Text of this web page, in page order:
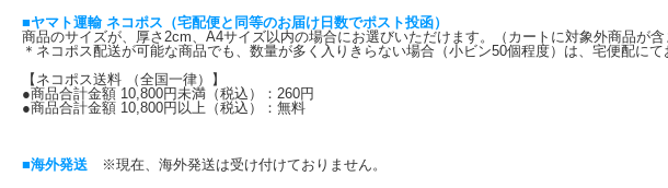
■ヤマト運輸 ネコポス（宅配便と同等のお届け日数でポスト投函）
商品のサイズが、厚さ2cm、A4サイズ以内の場合にお選びいただけます。（カートに対象外商品が含
＊ネコポス配送が可能な商品でも、数量が多く入りきらない場合（小ビン50個程度）は、宅便配に
【ネコポス送料 （全国一律）】
●商品合計金額 10,800円未満（税込）：260円
●商品合計金額 10,800円以上（税込）：無料
■海外発送 ※現在、海外発送は受け付けておりません。